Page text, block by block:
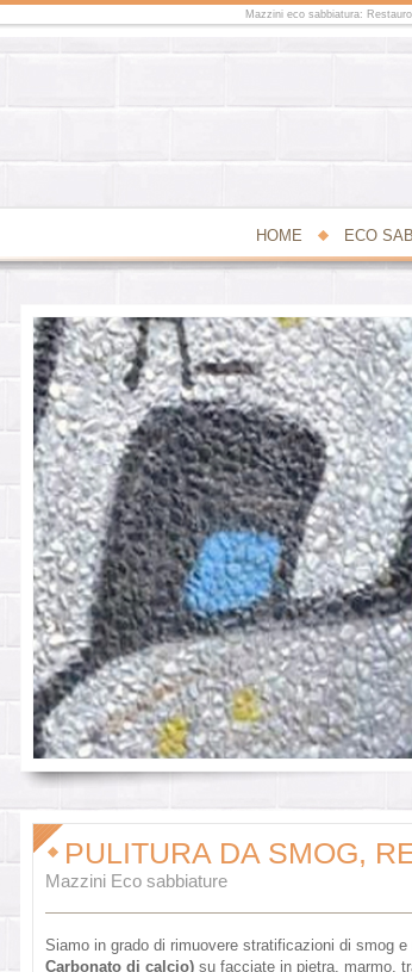
Mazzini eco sabbiatura:
HOME ECO
PULITURA DA SMOG,
Mazzini Eco sabbiature
Siamo in grado di rimuovere stratificazioni di smog
Carbonato di calcio) su facciate in pietra, marmo,